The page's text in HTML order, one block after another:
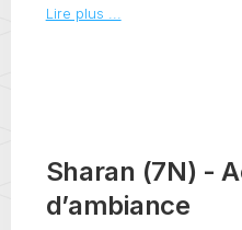
Lire plus ...
Sharan (7N) -
d’ambiance